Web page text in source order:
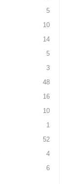
5
10
14
5
3
48
16
10
1
52
4
6